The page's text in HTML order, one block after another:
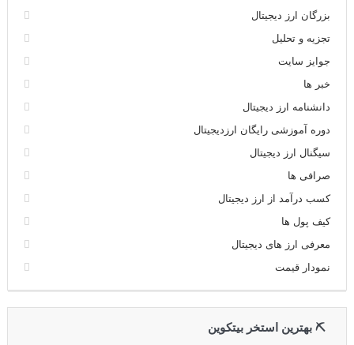
بزرگان ارز دیجیتال
تجزیه و تحلیل
جوایز سایت
خبر ها
دانشنامه ارز دیجیتال
دوره آموزشی رایگان ارزدیجیتال
سیگنال ارز دیجیتال
صرافی ها
کسب درآمد از ارز دیجیتال
کیف پول ها
معرفی ارز های دیجیتال
نمودار قیمت
⛏ بهترین استخر بیتکوین